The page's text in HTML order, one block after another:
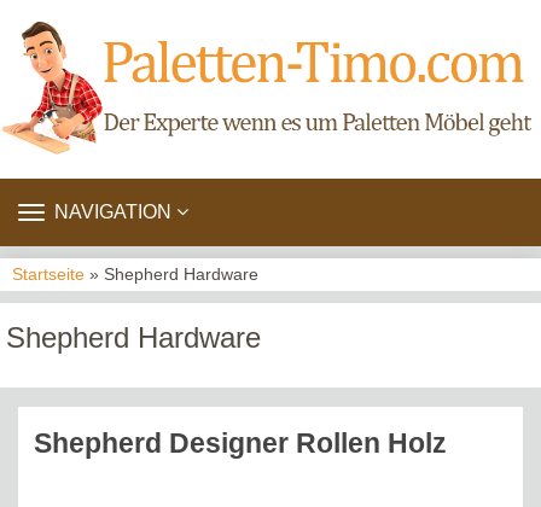
TOGGLE
NAVIGATION
Startseite » Shepherd Hardware
Shepherd Hardware
Shepherd Designer Rollen Holz